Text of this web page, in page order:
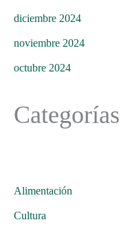
diciembre 2024
noviembre 2024
octubre 2024
Categorías
Alimentación
Cultura